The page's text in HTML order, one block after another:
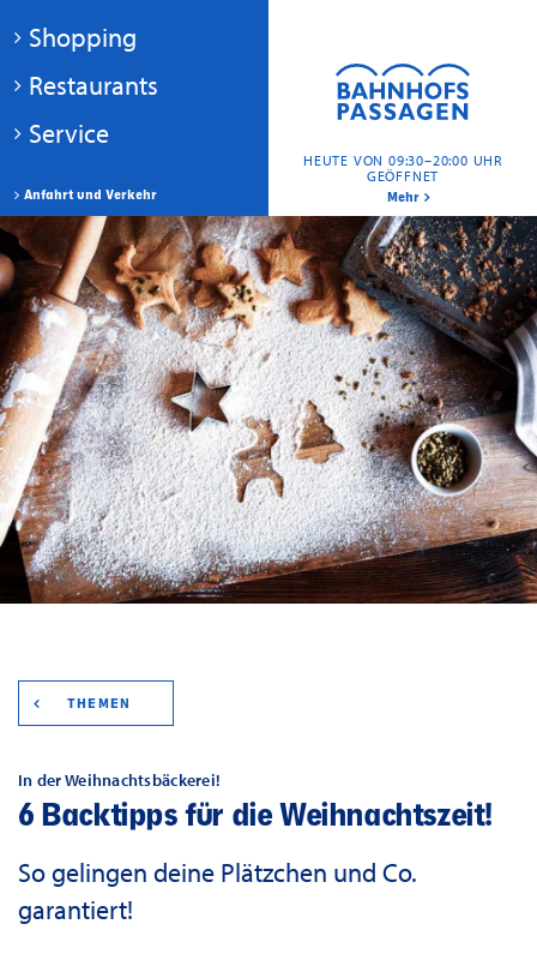
HEUTE VON 09:30–20:00 UHR
GEÖFFNET
Mehr
Anfahrt und Verkehr
Shopping
Restaurants
Service
THEMEN
In der Weihnachtsbäckerei!
6 Backtipps für die Weihnachtszeit!
So gelingen deine Plätzchen und Co.
garantiert!